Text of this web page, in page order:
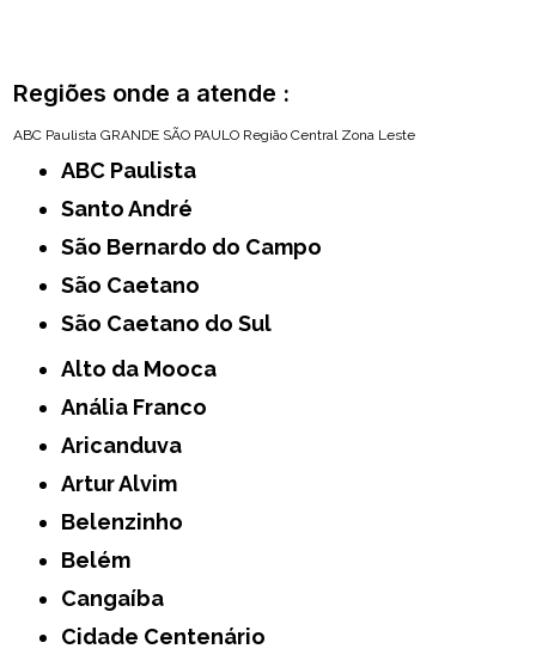
Regiões onde a atende :
ABC Paulista GRANDE SÃO PAULO Região Central Zona Leste
ABC Paulista
Santo André
São Bernardo do Campo
São Caetano
São Caetano do Sul
Alto da Mooca
Anália Franco
Aricanduva
Artur Alvim
Belenzinho
Belém
Cangaíba
Cidade Centenário